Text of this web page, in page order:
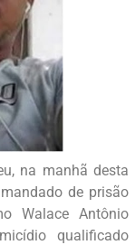
na manhã desta
de prisão
Walace Antônio
qualificado